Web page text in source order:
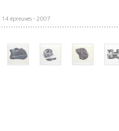
14 épreuves - 2007